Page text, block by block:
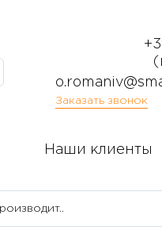
Заказать звонок
Наши клиенты